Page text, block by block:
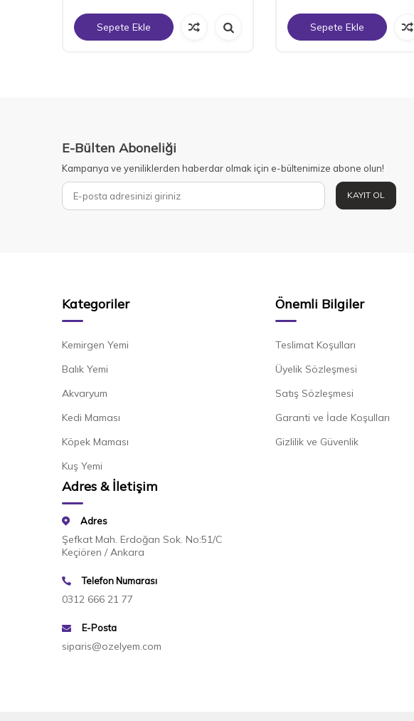
Sepete Ekle Sepete Ekle
E-Bülten Aboneliği
Kampanya ve yeniliklerden haberdar olmak için e-bültenimize abone olun!
KAYIT OL
Kategoriler
Kemirgen Yemi
Balık Yemi
Akvaryum
Kedi Maması
Köpek Maması
Kuş Yemi
Önemli Bilgiler
Teslimat Koşulları
Üyelik Sözleşmesi
Satış Sözleşmesi
Garanti ve İade Koşulları
Gizlilik ve Güvenlik
Adres & İletişim
Adres
Şefkat Mah. Erdoğan Sok. No:51/C
Keçiören / Ankara
Telefon Numarası
0312 666 21 77
E-Posta
siparis@ozelyem.com